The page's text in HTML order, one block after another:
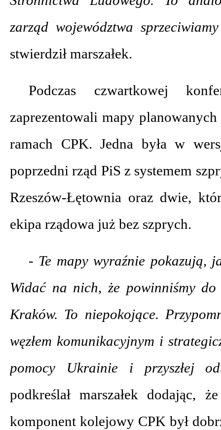
zarząd województwa
stwierdził marszałek.
Podczas czwartkowej
zaprezentowali mapy
ramach CPK. Jedna była w
poprzedni rząd PiS z systemem
Rzeszów-Łętownia oraz dwie,
ekipa rządowa już bez szprych.
- Te mapy wyraźnie pokazują,
Widać na nich, że powinniśmy do
Kraków. To niepokojące.
węzłem komunikacyjnym i
pomocy Ukrainie i przyszłej
podkreślał marszałek dodając,
komponent kolejowy CPK był